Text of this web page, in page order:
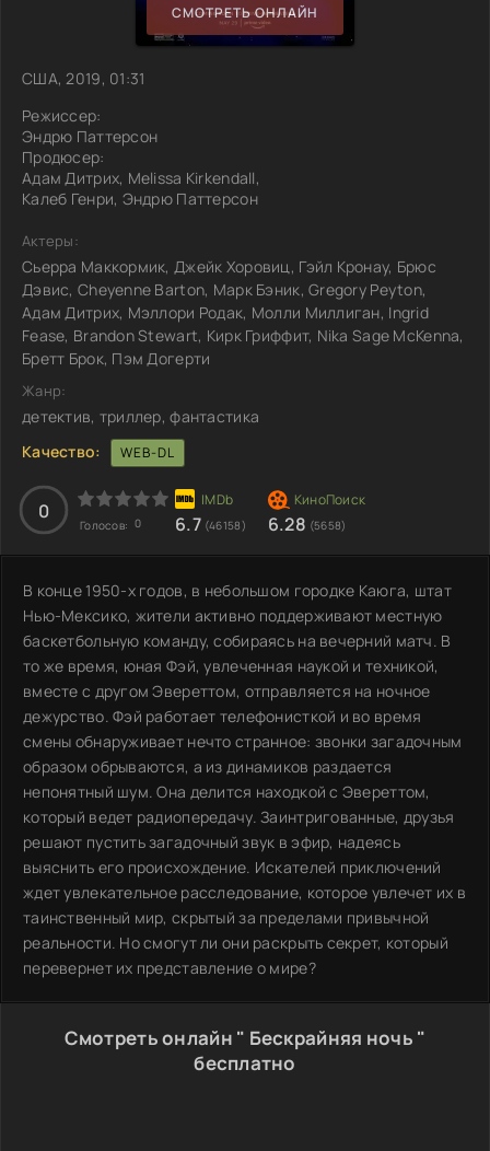
СМОТРЕТЬ ОНЛАЙН
США, 2019, 01:31
Режиссер:
Эндрю Паттерсон
Продюсер:
Адам Дитрих, Melissa Kirkendall,
Калеб Генри, Эндрю Паттерсон
Актеры:
Сьерра Маккормик, Джейк Хоровиц, Гэйл Кронау, Брюс
Дэвис, Cheyenne Barton, Марк Бэник, Gregory Peyton,
Адам Дитрих, Мэллори Родак, Молли Миллиган, Ingrid
Fease, Brandon Stewart, Кирк Гриффит, Nika Sage McKenna,
Бретт Брок, Пэм Догерти
Жанр:
детектив, триллер, фантастика
Качество:
WEB-DL
0
Голосов: 0 6.7 (46158) 6.28 (5658)
В конце 1950-х годов, в небольшом городке Каюга, штат
Нью-Мексико, жители активно поддерживают местную
баскетбольную команду, собираясь на вечерний матч. В
то же время, юная Фэй, увлеченная наукой и техникой,
вместе с другом Эвереттом, отправляется на ночное
дежурство. Фэй работает телефонисткой и во время
смены обнаруживает нечто странное: звонки загадочным
образом обрываются, а из динамиков раздается
непонятный шум. Она делится находкой с Эвереттом,
который ведет радиопередачу. Заинтригованные, друзья
решают пустить загадочный звук в эфир, надеясь
выяснить его происхождение. Искателей приключений
ждет увлекательное расследование, которое увлечет их в
таинственный мир, скрытый за пределами привычной
реальности. Но смогут ли они раскрыть секрет, который
перевернет их представление о мире?
Смотреть онлайн " Бескрайняя ночь "
бесплатно